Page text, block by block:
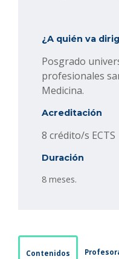
¿A quién va
Posgrado
profesionales
Medicina.
Acreditación
8 crédito/s ECTS
Duración
8 meses.
Contenidos